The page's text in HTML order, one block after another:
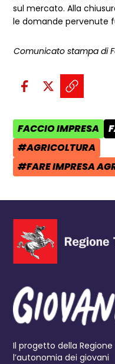
sul mercato. Alla
le domande pervenute
Comunicato stampa di
Condividi sui social:
Condividi su
Condividi
Copia
AREA TEMATICA:
FACCIO IMPRESA
TAG:
#AGRICOLTURA
TAG:
#FARE IMPRESA
Il progetto della
l’autonomia dei giovani